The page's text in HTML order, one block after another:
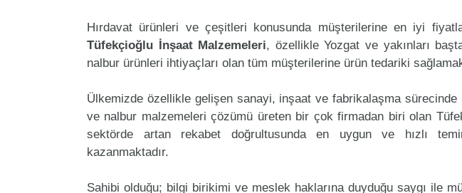
Hırdavat ürünleri ve çeşitleri konusunda müşterilerine en iyi
Tüfekçioğlu İnşaat Malzemeleri, özellikle Yozgat ve yakınları
nalbur ürünleri ihtiyaçları olan tüm müşterilerine ürün tedariki
Ülkemizde özellikle gelişen sanayi, inşaat ve fabrikalaşma sürecinde
ve nalbur malzemeleri çözümü üreten bir çok firmadan biri olan
sektörde artan rekabet doğrultusunda en uygun ve hızlı
kazanmaktadır.
Sahibi olduğu; bilgi birikimi ve meslek haklarına duyduğu saygı ile